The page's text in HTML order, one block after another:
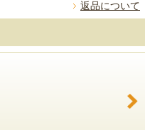
返品について